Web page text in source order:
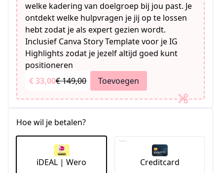
welke kadering van doelgroep bij jou past. Je
ontdekt welke hulpvragen je jij op te lossen
hebt zodat je als expert gezien wordt.
Inclusief Canva Story Template voor je IG
Highlights zodat je jezelf altijd goed kunt
positioneren
€ 33,00€ 149,00 Toevoegen
Hoe wil je betalen?
iDEAL | Wero Creditcard